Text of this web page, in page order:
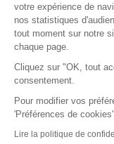
votre expérience de
nos statistiques
tout moment sur notre
chaque page.
Cliquez sur "OK, tout
consentement.
Pour modifier vos
'Préférences de
Lire la politique de
JPO
CGU Mentions
Made with love by